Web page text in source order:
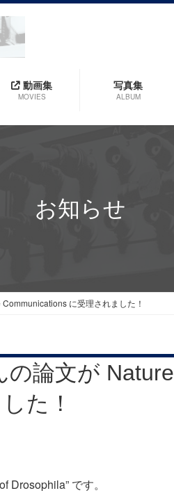
動画集
MOVIES
写真集
ALBUM
お知らせ
に受理されました！
の論文が Nature
た！
です。